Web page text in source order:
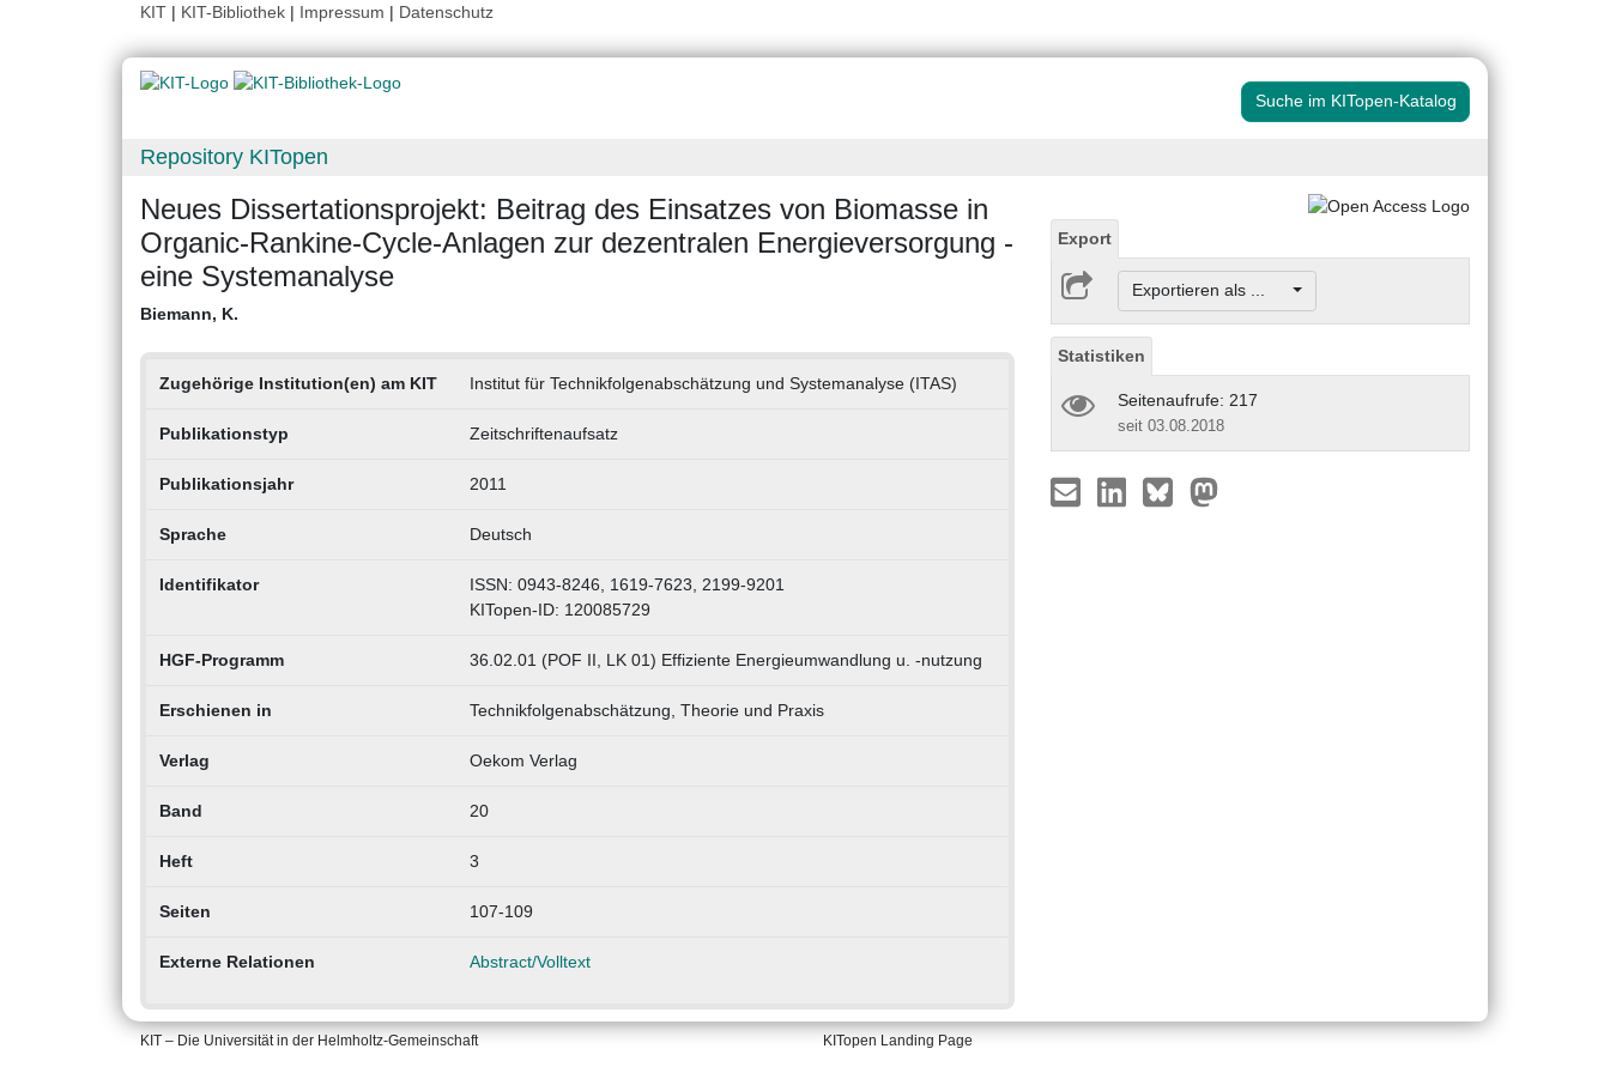
KIT | KIT-Bibliothek | Impressum | Datenschutz
Suche im KITopen-Katalog
Repository KITopen
Neues Dissertationsprojekt: Beitrag des Einsatzes von Biomasse in
Organic-Rankine-Cycle-Anlagen zur dezentralen Energieversorgung -
eine Systemanalyse
Biemann, K.
Zugehörige Institution(en) am KIT Institut für Technikfolgenabschätzung und Systemanalyse (ITAS)
Publikationstyp Zeitschriftenaufsatz
Publikationsjahr 2011
Sprache Deutsch
Identifikator
ISSN: 0943-8246, 1619-7623, 2199-9201
KITopen-ID: 120085729
HGF-Programm 36.02.01 (POF II, LK 01) Effiziente Energieumwandlung u. -nutzung
Erschienen in Technikfolgenabschätzung, Theorie und Praxis
Verlag Oekom Verlag
Band 20
Heft 3
Seiten 107-109
Externe Relationen Abstract/Volltext
Export
Exportieren als ...
Statistiken
Seitenaufrufe: 217
seit 03.08.2018
KIT – Die Universität in der Helmholtz-Gemeinschaft KITopen Landing Page